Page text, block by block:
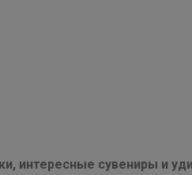
интересные сувениры и